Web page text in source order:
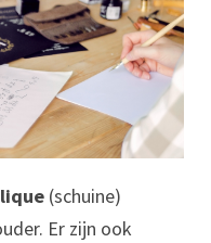
(schuine)
Er zijn ook